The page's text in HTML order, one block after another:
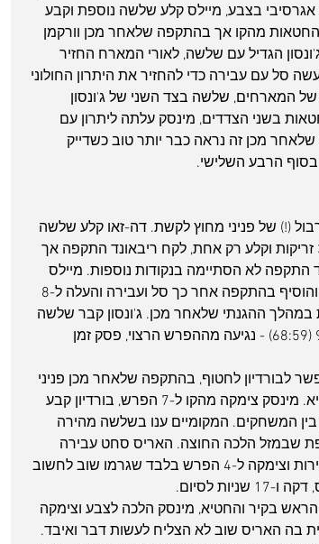
5 posts
בצבע, מיילס קלע שלשה נוספת וקבע
שיוויון 39. האריס פספס הזדמנות למהפך עם 2 החטאות מהקו אך בהתקפה שלאחר מכן וורקמן
הגדיל עם שלשה, לאורי המארח החזיר
סל עם עבירה כדי להחזיר את היתרון החולוני
עם שלשה של המארחים, שלשה בצד השני של ג'ונסון
בשני הצדדים, מינסק עלתה ליתרון עם
מכן זה נראה כבר יותר טוב כשדייק
(!) של פניני מחוץ לקשת. דה-זאו קלע שלשה
עם הרבה מזל עם הלוח, בורדיון סחט עבירה ל-3 זריקות וקלע רק אחת, לקח ריבאונד התקפה אך
התקפה לא הסתיימה בנקודות נוספות. מיילס
במהלך ההגנתי שלאחר מכן. ג'ונסון קבר שלשה
גדולה 4 דקות ו-23 שניות לסיום והעלה להפרש 9 (68:59) - נגיעה מההפרש הרצוי, פסק זמן
לבורדיון לחטוף, בהתקפה שלאחר מכן פניני
מצא את דה-זאו בצבע אך הגבוה החולונית החטיא. מינסק צימקה מהקו ל-7 הפרש, בורדיון קבע
המשחקים. המקומיים ענו בשלשה מהירה
שבמזל הלכה החוצה. האריס סחט עבירה
ודייק פעמיים מהקו, מינסק ענתה ב-5 נקודות מהירות וצימקה ל-4 הפרש בלבד שגרמו שוב לחשוב
לסיום.
בקיר והחטיא, מינסק הלכה לצבע וצימקה
בה האריס שוב לא הצליח לעשות דבר ואיבד.